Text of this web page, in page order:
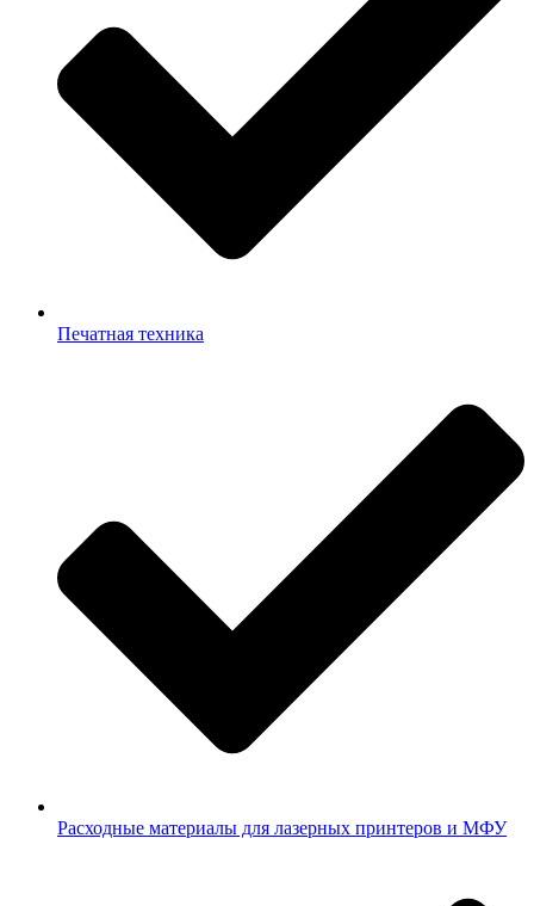
Печатная техника
Расходные материалы для лазерных принтеров и МФУ